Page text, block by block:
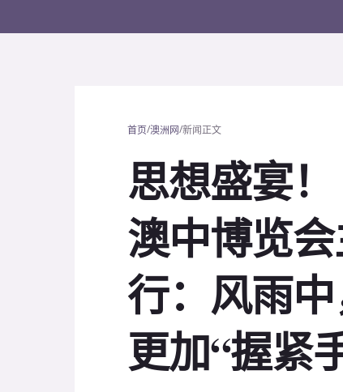
首页/澳洲网/新闻正文
思想盛宴
澳中博览
行：风雨
更加“握紧